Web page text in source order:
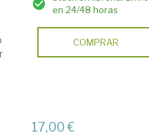
en 24/48 horas
COMPRAR
17,00 €